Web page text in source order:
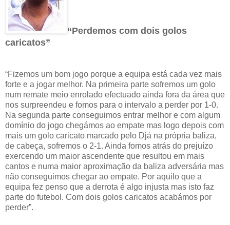
“Perdemos com dois golos
caricatos”
“Fizemos um bom jogo porque a equipa está cada vez mais
forte e a jogar melhor. Na primeira parte sofremos um golo
num remate meio enrolado efectuado ainda fora da área que
nos surpreendeu e fomos para o intervalo a perder por 1-0.
Na segunda parte conseguimos entrar melhor e com algum
domínio do jogo chegámos ao empate mas logo depois com
mais um golo caricato marcado pelo Djá na própria baliza,
de cabeça, sofremos o 2-1. Ainda fomos atrás do prejuízo
exercendo um maior ascendente que resultou em mais
cantos e numa maior aproximação da baliza adversária mas
não conseguimos chegar ao empate. Por aquilo que a
equipa fez penso que a derrota é algo injusta mas isto faz
parte do futebol. Com dois golos caricatos acabámos por
perder”.